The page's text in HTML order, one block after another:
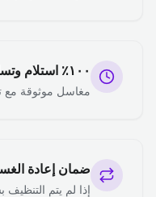
١٠٠٪ استلام وتسليم في الوقت
مغاسل موثوقة مع
ضمان إعادة
إذا لم يتم